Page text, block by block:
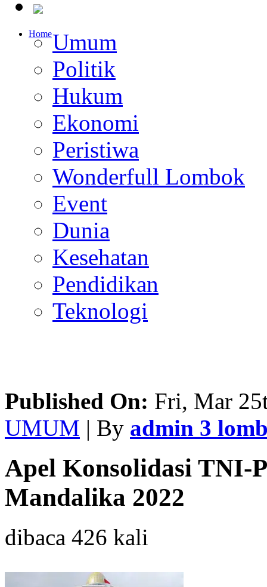
HomeUmum
Politik
Hukum
Ekonomi
Peristiwa
Wonderfull Lombok
Event
Dunia
Kesehatan
Pendidikan
Teknologi
Published On: Fri, Mar
UMUM | By admin 3
Apel Konsolidasi TNI-
Mandalika 2022
dibaca 426 kali